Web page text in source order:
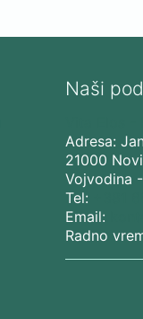
Naši
Adresa:
21000
Vojvodina -
Tel:
Email:
Radno